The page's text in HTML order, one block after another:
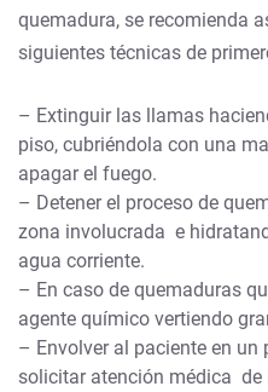
quemadura, se recomienda
siguientes técnicas de
– Extinguir las llamas
piso, cubriéndola con una
apagar el fuego.
– Detener el proceso de
zona involucrada e
agua corriente.
– En caso de quemaduras
agente químico vertiendo
– Envolver al paciente en
solicitar atención médica de